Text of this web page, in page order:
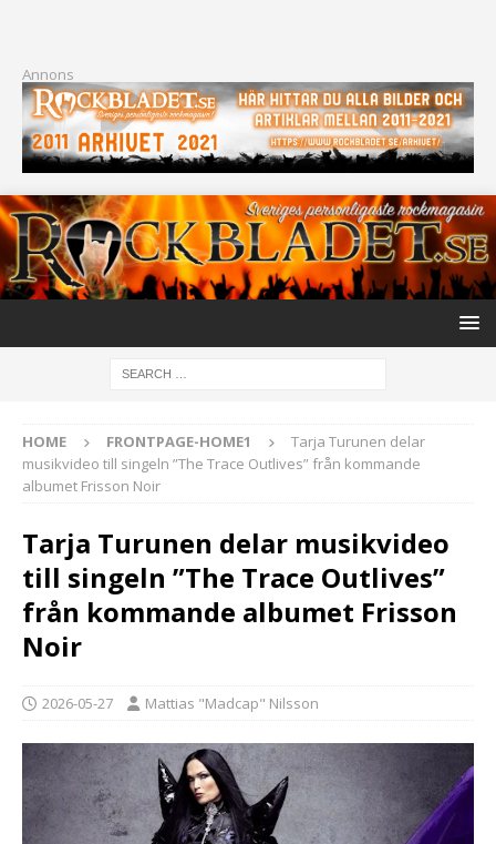
Annons
HOME FRONTPAGE-HOME1
Tarja Turunen delar
musikvideo till singeln ”The Trace Outlives” från kommande
albumet Frisson Noir
Tarja Turunen delar musikvideo
till singeln ”The Trace Outlives”
från kommande albumet Frisson
Noir
2026-05-27 Mattias "Madcap" Nilsson